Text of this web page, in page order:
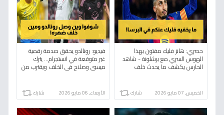
حصري: هانز فليك مفتون بهذا
الهوس السري مع برشلونة - شاهد
الحارس يكشف ما يحدث خلف
الخميس, 07 مايو 2026 شارك
فيديو: رونالدو يحقق صدمة رقمية
غير متوقعة في انستجرام… يترك
ميسي وصلاح في الخلف ويقترب من
الأربعاء, 06 مايو 2026 شارك